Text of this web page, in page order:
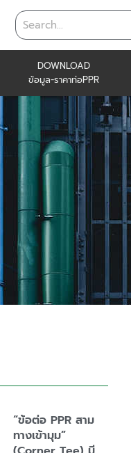
DOWNLOAD
ข้อมูล-ราคาท่อPPR
“ข้อต่อ PPR สาม
ทางเข้ามุม”